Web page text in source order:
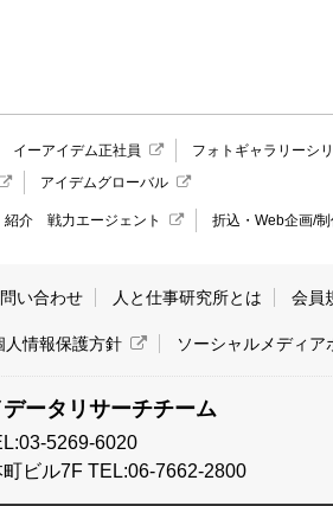
イーアイデム正社員 フォトギャラリーシ
アイデムグローバル
紹介 戦力エージェント 折込・Web企画/
い合わせ 人と仕事研究所とは 会員
人情報保護方針 ソーシャルメディア
ータリサーチチーム
5269-6020
ビル7F TEL:06-7662-2800